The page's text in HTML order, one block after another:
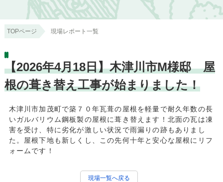
TOPページ 現場レポート一覧
【2026年4月18日】木津川市M様邸 屋
根の葺き替え工事が始まりました！
木津川市加茂町で築７０年瓦葺の屋根を軽量で耐久年数の長
いガルバリウム鋼板製の屋根に葺き替えます！北面の瓦は凍
害を受け、特に劣化が激しい状況で雨漏りの跡もありまし
た。屋根下地も新しくし、この先何十年と安心な屋根にリフ
ォームです！
現場一覧へ戻る